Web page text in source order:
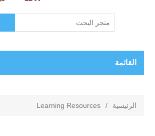
القائمة
الرئيسية /
Learning Resources